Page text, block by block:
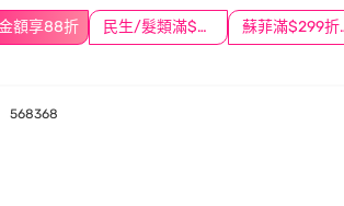
額享88折 民生/髮類滿$388送舒潔冰巾 蘇菲
568368